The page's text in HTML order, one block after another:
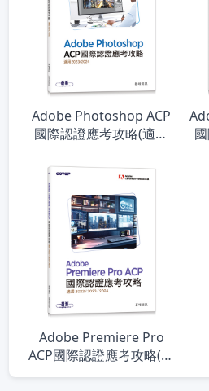
Adobe Photoshop ACP
國際認證應考攻略(適用
Adobe Premiere Pro
ACP國際認證應考攻略(適
用2022/2023/2024)